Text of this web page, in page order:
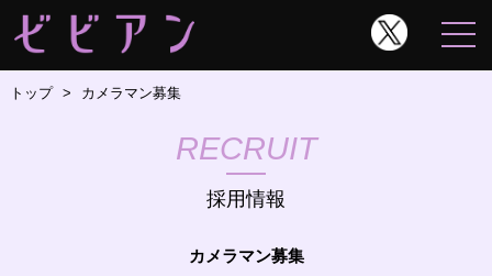
トップ カメラマン募集
RECRUIT
採用情報
カメラマン募集